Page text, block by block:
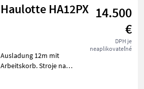
Haulotte HA12PX 14.500
€
DPH je
neaplikovateľné
Ausladung 12m mit
Arbeitskorb. Stroje na